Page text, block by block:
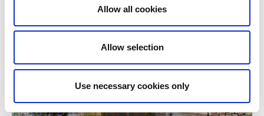
Allow all cookies
Allow selection
Use necessary cookies only